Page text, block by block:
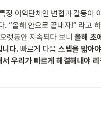
이익단체인 변협과 갈등이
. “올해 안으로 끝내자!” 라고
랫동안 지속되다 보니 올해 초
니다. 빠르게 다음 스텝을 밟아
우리가 빠르게 해결해내야